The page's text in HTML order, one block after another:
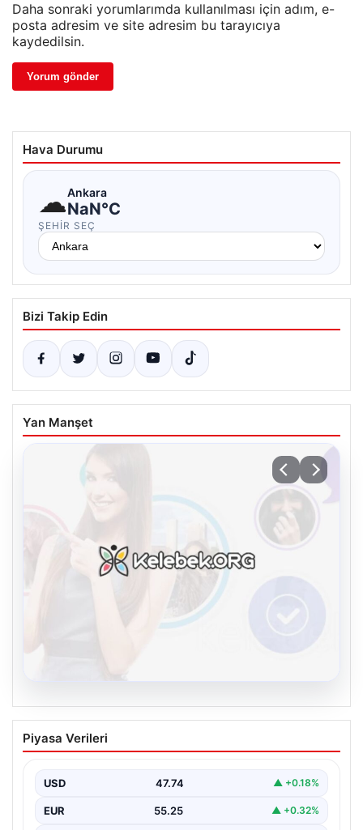
Daha sonraki yorumlarımda kullanılması için adım, e-
posta adresim ve site adresim bu tarayıcıya
kaydedilsin.
Hava Durumu
☁Ankara
NaN°C
ŞEHIR SEÇ
Bizi Takip Edin
Yan Manşet
Kelebek chat adresi İle Çevrim içi
İletişimin Seviyeli Adresi Ve Muhabbet
İnternet çağında bireylerin seviyeli bir şekilde bağlantı
Piyasa Verileri
USD 47.74 ▲ +0.18%
EUR 55.25 ▲ +0.32%